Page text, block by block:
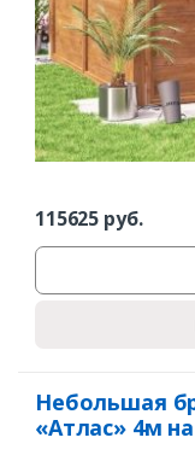
115625 руб.
Небольшая
«Атлас» 4м